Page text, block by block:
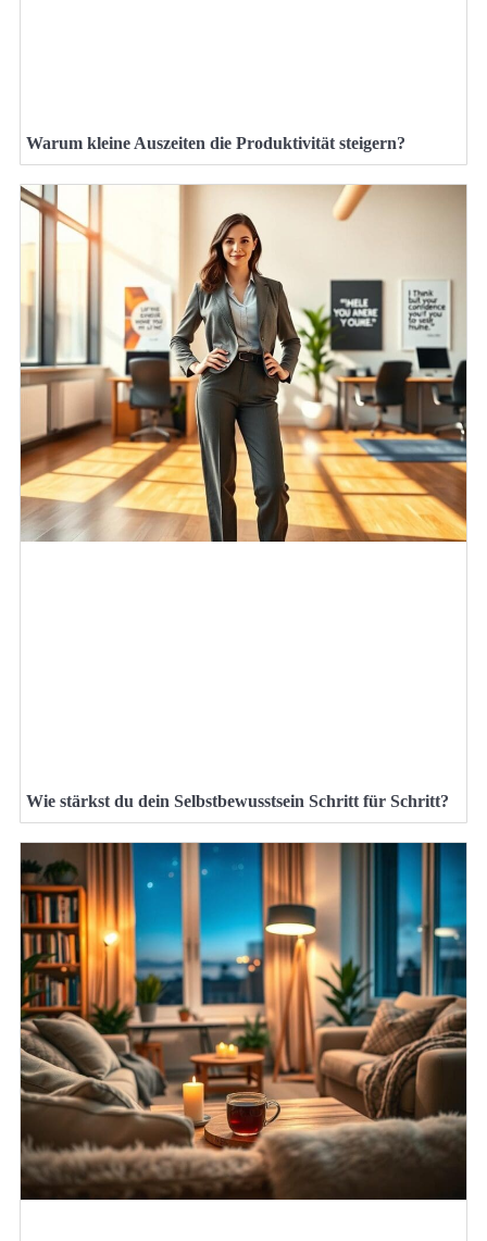
Warum kleine Auszeiten die Produktivität steigern?
Wie stärkst du dein Selbstbewusstsein Schritt für Schritt?